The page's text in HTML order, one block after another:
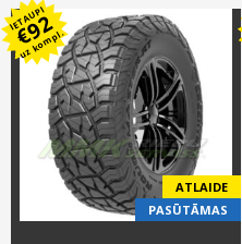
was:
€98.00.
price
is:
€40.00.
IETAUPI
€92
uz kompl.
ATLAIDE
PASŪTĀMAS